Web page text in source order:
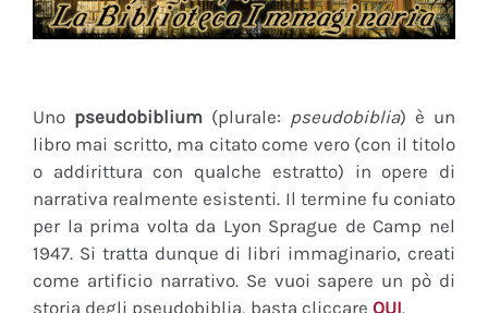
Uno pseudobiblium (plurale: pseudobiblia) è un
libro mai scritto, ma citato come vero (con il titolo
o addirittura con qualche estratto) in opere di
narrativa realmente esistenti. Il termine fu coniato
per la prima volta da Lyon Sprague de Camp nel
1947. Si tratta dunque di libri immaginario, creati
come artificio narrativo. Se vuoi sapere un pò di
storia degli pseudobiblia, basta cliccare QUI.